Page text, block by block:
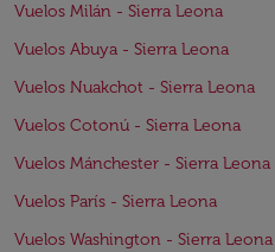
Vuelos Milán - Sierra Leona
Vuelos Abuya - Sierra Leona
Vuelos Nuakchot - Sierra Leona
Vuelos Cotonú - Sierra Leona
Vuelos Mánchester - Sierra Leona
Vuelos París - Sierra Leona
Vuelos Washington - Sierra Leona